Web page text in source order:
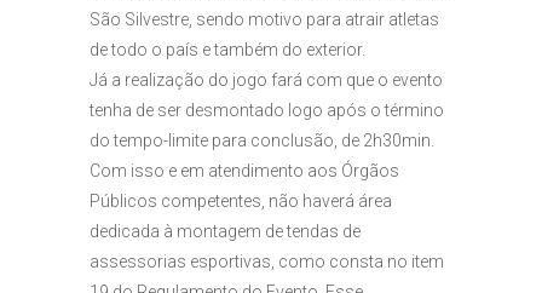
São Silvestre, sendo motivo para atrair atletas
de todo o país e também do exterior.
Já a realização do jogo fará com que o evento
tenha de ser desmontado logo após o término
do tempo-limite para conclusão, de 2h30min.
Com isso e em atendimento aos Órgãos
Públicos competentes, não haverá área
dedicada à montagem de tendas de
assessorias esportivas, como consta no item